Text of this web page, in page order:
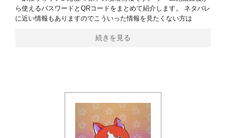
ら使えるパスワードとQRコードをまとめて紹介します。 ネタバレ
に近い情報もありますのでこういった情報を見たくない方は
続きを見る